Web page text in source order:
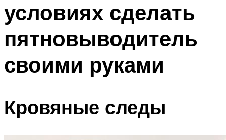
условиях сделать
пятновыводитель
своими руками
Кровяные следы